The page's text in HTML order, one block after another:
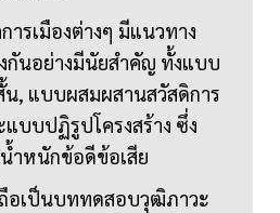
ารเมืองต่างๆ มีแนวทาง
กันอย่างมีนัยสำคัญ ทั้งแบบ
น, แบบผสมผสานสวัสดิการ
บบปฏิรูปโครงสร้าง ซึ่ง
ำหนักข้อดีข้อเสีย
ถือเป็นบททดสอบวุฒิภาวะ